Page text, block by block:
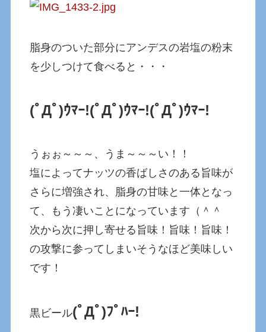
脂身のついた部分にアンデスの岩塩の粉末
を少しつけて食べると・・・
(ﾟДﾟ)ｳﾏｰ!(ﾟДﾟ)ｳﾏｰ!(ﾟДﾟ)ｳﾏｰ!
うぉぉ～～～、うま～～～い！！
塩によってナッツの香ばしさのある旨味が
さらに増強され、脂身の甘味と一体となっ
て、もう凄いことになっています（＾＾
次から次に押し寄せる旨味！旨味！旨味！
の攻撃に参ってしまいそうなほど美味しい
です！
黒ビール(ﾟДﾟ)ﾌﾟﾊｰ!